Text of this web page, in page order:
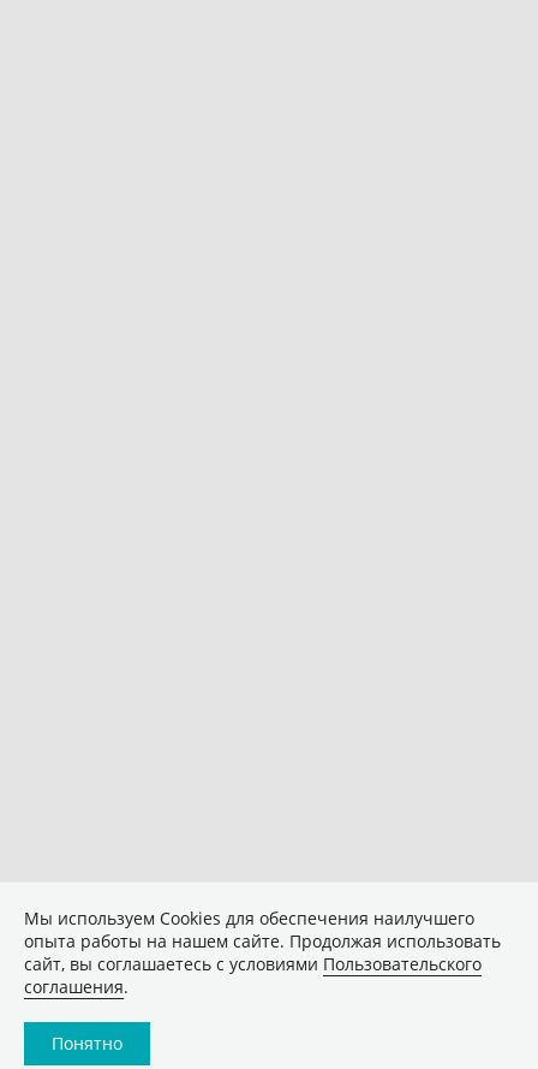
Мы используем Сookies для обеспечения наилучшего
опыта работы на нашем сайте. Продолжая использовать
сайт, вы соглашаетесь с условиями Пользовательского
соглашения.
Понятно